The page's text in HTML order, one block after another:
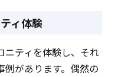
ィ体験
ニティを体験し、それ
があります。偶然の